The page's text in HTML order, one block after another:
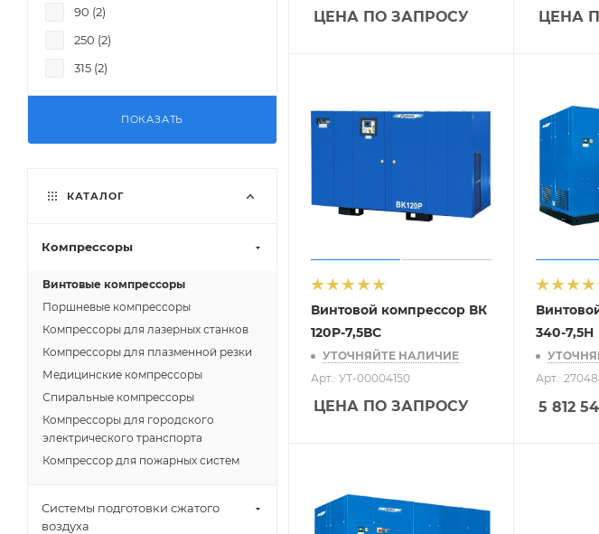
ЦЕНА ПО ЗАПРОСУ ЦЕНА
Винтовой компрессор ВК
120Р-7,5ВС
УТОЧНЯЙТЕ НАЛИЧИЕ
Арт.: УТ-00004150
ЦЕНА ПО ЗАПРОСУ
340-7,5Н
Арт.:
5 812
90 (2)
250 (2)
315 (2)
ПОКАЗАТЬ
КАТАЛОГ
Компрессоры
Винтовые компрессоры
Поршневые компрессоры
Компрессоры для лазерных станков
Компрессоры для плазменной резки
Медицинские компрессоры
Спиральные компрессоры
Компрессоры для городского
электрического транспорта
Компрессор для пожарных систем
Системы подготовки сжатого
воздуха